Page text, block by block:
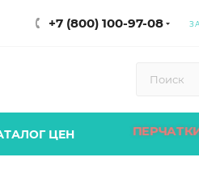
+7 (800) 100-97-08
ЦЕН